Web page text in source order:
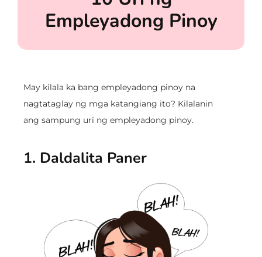
Empleyadong Pinoy
May kilala ka bang empleyadong pinoy na
nagtataglay ng mga katangiang ito? Kilalanin
ang sampung uri ng empleyadong pinoy.
1. Daldalita Paner